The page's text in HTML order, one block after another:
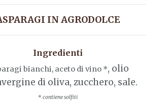
IN AGRODOLCE
Ingredienti
bianchi, aceto di vino *, olio
di oliva, zucchero, sale.
* contiene solfiti